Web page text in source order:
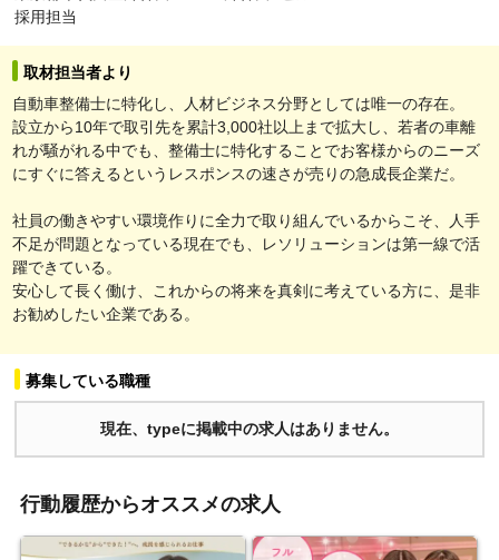
採用担当
取材担当者より
自動車整備士に特化し、人材ビジネス分野としては唯一の存在。
設立から10年で取引先を累計3,000社以上まで拡大し、若者の車離
れが騒がれる中でも、整備士に特化することでお客様からのニーズ
にすぐに答えるというレスポンスの速さが売りの急成長企業だ。
社員の働きやすい環境作りに全力で取り組んでいるからこそ、人手
不足が問題となっている現在でも、レソリューションは第一線で活
躍できている。
安心して長く働け、これからの将来を真剣に考えている方に、是非
お勧めしたい企業である。
募集している職種
現在、typeに掲載中の求人はありません。
行動履歴からオススメの求人